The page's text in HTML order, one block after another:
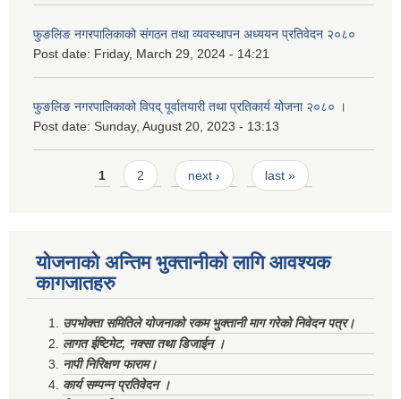
फुङलिङ नगरपालिकाको संगठन तथा व्यवस्थापन अध्ययन प्रतिवेदन २०८०
Post date: Friday, March 29, 2024 - 14:21
फुङलिङ नगरपालिकाको विपद् पूर्वातयारी तथा प्रतिकार्य योजना २०८० ।
Post date: Sunday, August 20, 2023 - 13:13
Pages1 2 next › last »
योजनाको अन्तिम भुक्तानीको लागि आवश्यक
कागजातहरु
उपभोक्ता समितिले योजनाको रकम भुक्तानी माग गरेको निवेदन पत्र।
लागत ईष्टिमेट, नक्सा तथा डिजाईन ।
नापी निरिक्षण फाराम।
कार्य सम्पन्न प्रतिवेदन ।